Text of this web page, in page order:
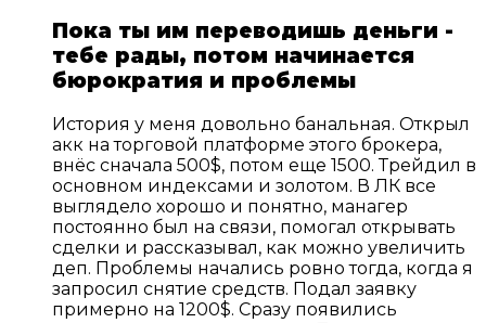
Пока ты им переводишь деньги -
тебе рады, потом начинается
бюрократия и проблемы
История у меня довольно банальная. Открыл
акк на торговой платформе этого брокера,
внёс сначала 500$, потом еще 1500. Трейдил в
основном индексами и золотом. В ЛК все
выглядело хорошо и понятно, манагер
постоянно был на связи, помогал открывать
сделки и рассказывал, как можно увеличить
деп. Проблемы начались ровно тогда, когда я
запросил снятие средств. Подал заявку
примерно на 1200$. Сразу появились